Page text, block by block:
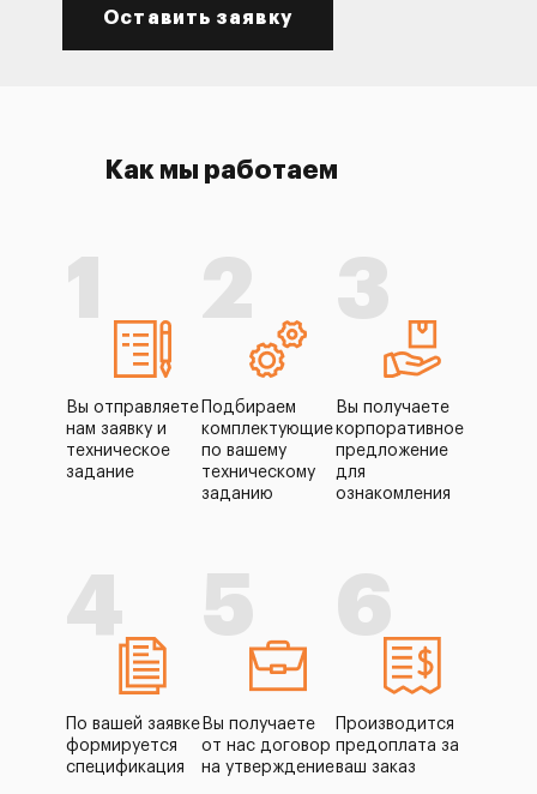
Оставить заявку
Как мы работаем
1
Вы отправляете
нам заявку и
техническое
задание
2
Подбираем
комплектующие
по вашему
техническому
заданию
3
Вы получаете
корпоративное
предложение
для
ознакомления
4
По вашей заявке
формируется
спецификация
5
Вы получаете
от нас договор
на утверждение
6
Производится
предоплата за
ваш заказ